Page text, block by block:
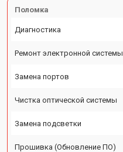
Поломка
Диагностика
Ремонт электронной системы
Замена портов
Чистка оптической системы
Замена подсветки
Прошивка (Обновление ПО)